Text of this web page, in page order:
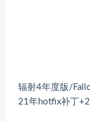
辐射4年度版/
21年hotfix补丁